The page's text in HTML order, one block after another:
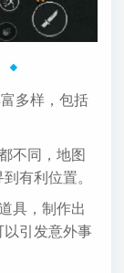
多样，包括
不同，地图
有利位置。
具，制作出
以引发意外事